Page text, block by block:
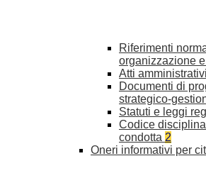
Riferimenti
organizzazione
Atti
Documenti di
strategico-
Statuti e leggi
Codice
condotta 2
Oneri informativi per